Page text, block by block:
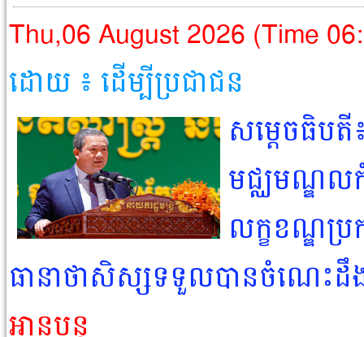
Thu,06 August 2026 (Time
ដោយ ៖ ដើម្បីប្រជាជន​
សម្ដេចធិបតី​
មជ្ឈមណ្ឌល
លក្ខខណ្ឌប្
ធានាថាសិស្សទទួលបានចំណេ